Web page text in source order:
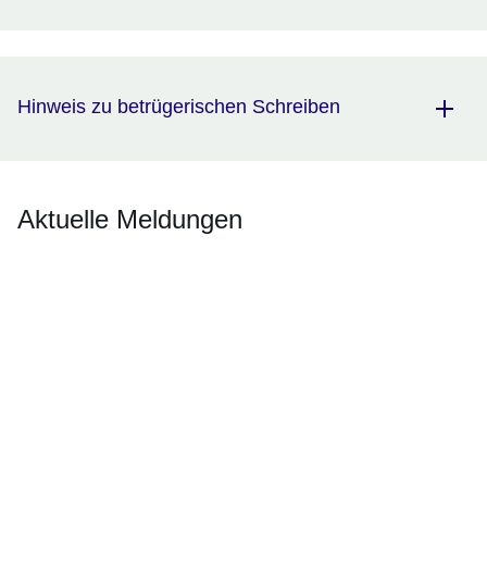
Hinweis zu betrügerischen Schreiben
Aktuelle Meldungen